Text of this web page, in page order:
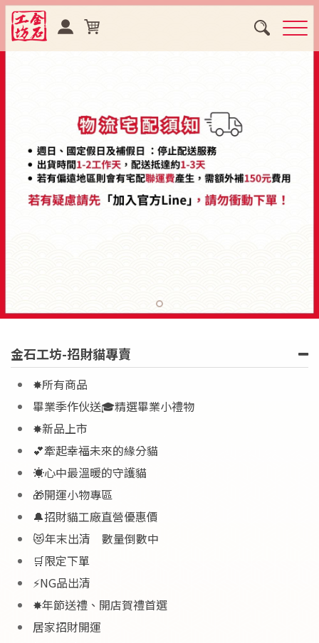
金石工坊-招財貓專賣
✸所有商品
畢業季作伙送🎓精選畢業小禮物
✸新品上市
💕牽起幸福未來的緣分貓
☀️心中最溫暖的守護貓
🎁開運小物專區
🔔招財貓工廠直營優惠價
😻年末出清 數量倒數中
🛒限定下單
⚡NG品出清
✸年節送禮、開店賀禮首選
居家招財開運